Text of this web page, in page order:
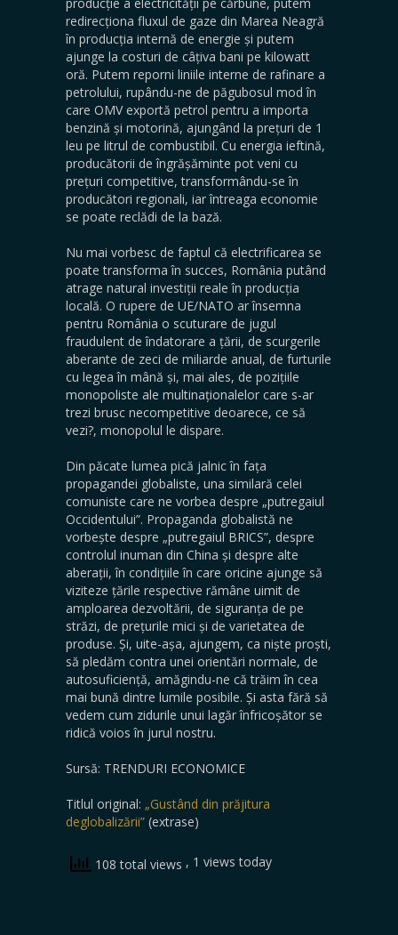
redirecționa fluxul de gaze din Marea Neagră
în producția internă de energie și putem
ajunge la costuri de câțiva bani pe kilowatt
oră. Putem reporni liniile interne de rafinare a
petrolului, rupându-ne de păgubosul mod în
care OMV exportă petrol pentru a importa
benzină și motorină, ajungând la prețuri de 1
leu pe litrul de combustibil. Cu energia ieftină,
producătorii de îngrășăminte pot veni cu
prețuri competitive, transformându-se în
producători regionali, iar întreaga economie
se poate reclădi de la bază.
Nu mai vorbesc de faptul că electrificarea se
poate transforma în succes, România putând
atrage natural investiții reale în producția
locală. O rupere de UE/NATO ar însemna
pentru România o scuturare de jugul
fraudulent de îndatorare a țării, de scurgerile
aberante de zeci de miliarde anual, de furturile
cu legea în mână și, mai ales, de pozițiile
monopoliste ale multinaționalelor care s-ar
trezi brusc necompetitive deoarece, ce să
vezi?, monopolul le dispare.
Din păcate lumea pică jalnic în fața
propagandei globaliste, una similară celei
comuniste care ne vorbea despre „putregaiul
Occidentului”. Propaganda globalistă ne
vorbește despre „putregaiul BRICS”, despre
controlul inuman din China și despre alte
aberații, în condițiile în care oricine ajunge să
viziteze țările respective rămâne uimit de
amploarea dezvoltării, de siguranța de pe
străzi, de prețurile mici și de varietatea de
produse. Și, uite-așa, ajungem, ca niște proști,
să pledăm contra unei orientări normale, de
autosuficiență, amăgindu-ne că trăim în cea
mai bună dintre lumile posibile. Și asta fără să
vedem cum zidurile unui lagăr înfricoșător se
ridică voios în jurul nostru.
Sursă: TRENDURI ECONOMICE
Titlul original: „Gustând din prăjitura
deglobalizării” (extrase)
108 total views , 1 views today